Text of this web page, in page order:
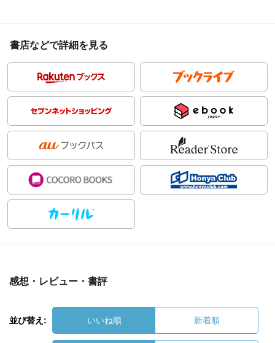
書店などで詳細を見る
感想・レビュー・書評
並び替え: いいね順 新着順